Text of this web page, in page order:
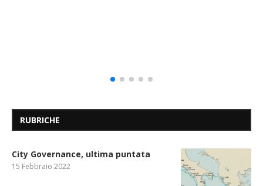
RUBRICHE
City Governance, ultima puntata
15 Febbraio 2022